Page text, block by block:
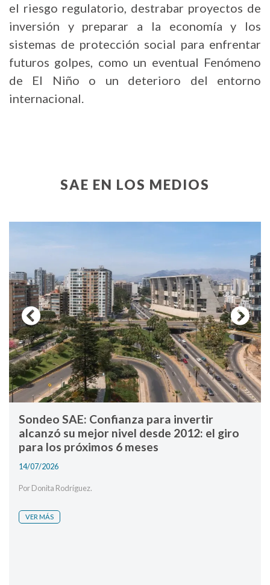
el riesgo regulatorio, destrabar proyectos de
inversión y preparar a la economía y los
sistemas de protección social para enfrentar
futuros golpes, como un eventual Fenómeno
de El Niño o un deterioro del entorno
internacional.
SAE EN LOS MEDIOS
Sondeo SAE: Confianza para invertir
alcanzó su mejor nivel desde 2012: el giro
para los próximos 6 meses
14/07/2026
Por Donita Rodríguez.
VER MÁS
Previous Next